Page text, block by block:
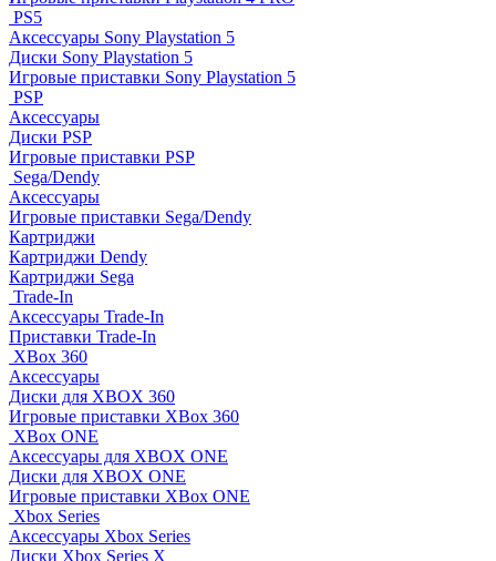
PS5
Аксессуары Sony Playstation 5
Диски Sony Playstation 5
Игровые приставки Sony Playstation 5
PSP
Аксессуары
Диски PSP
Игровые приставки PSP
Sega/Dendy
Аксессуары
Игровые приставки Sega/Dendy
Картриджи
Картриджи Dendy
Картриджи Sega
Trade-In
Аксессуары Trade-In
Приставки Trade-In
XBox 360
Аксессуары
Диски для XBOX 360
Игровые приставки XBox 360
XBox ONE
Аксессуары для XBOX ONE
Диски для XBOX ONE
Игровые приставки XBox ONE
Xbox Series
Аксессуары Xbox Series
Диски Xbox Series X